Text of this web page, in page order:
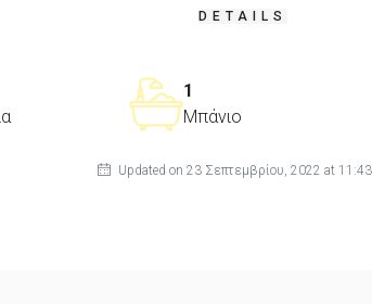
DETAILS
1
Μπάνιο
Updated on 23 Σεπτεμβρίου, 2022 at